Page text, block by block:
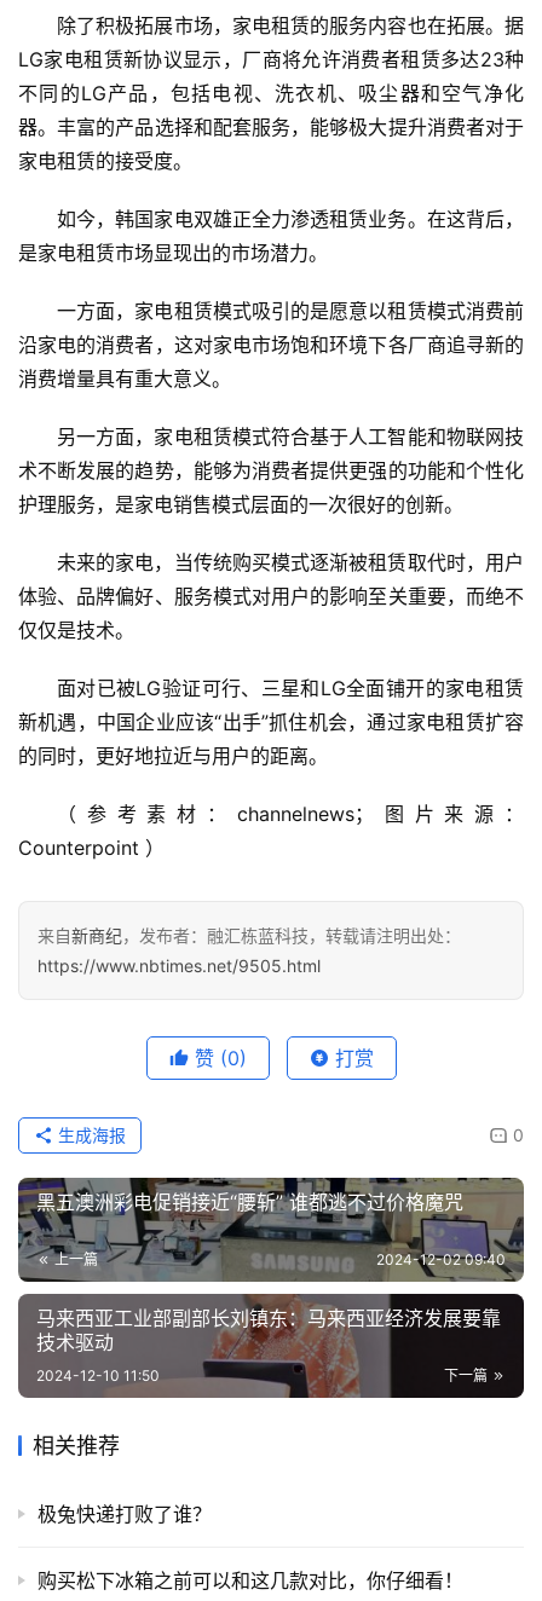
除了积极拓展市场，家电租赁的服务内容也在拓展。据
LG家电租赁新协议显示，厂商将允许消费者租赁多达23种
不同的LG产品，包括电视、洗衣机、吸尘器和空气净化
器。丰富的产品选择和配套服务，能够极大提升消费者对于
家电租赁的接受度。
如今，韩国家电双雄正全力渗透租赁业务。在这背后，
是家电租赁市场显现出的市场潜力。
一方面，家电租赁模式吸引的是愿意以租赁模式消费前
沿家电的消费者，这对家电市场饱和环境下各厂商追寻新的
消费增量具有重大意义。
另一方面，家电租赁模式符合基于人工智能和物联网技
术不断发展的趋势，能够为消费者提供更强的功能和个性化
护理服务，是家电销售模式层面的一次很好的创新。
未来的家电，当传统购买模式逐渐被租赁取代时，用户
体验、品牌偏好、服务模式对用户的影响至关重要，而绝不
仅仅是技术。
面对已被LG验证可行、三星和LG全面铺开的家电租赁
新机遇，中国企业应该“出手”抓住机会，通过家电租赁扩容
的同时，更好地拉近与用户的距离。
（参考素材：channelnews；图片来源：
Counterpoint ）
来自新商纪，发布者：融汇栋蓝科技，转载请注明出处：
https://www.nbtimes.net/9505.html
赞 (0) 打赏
0
生成海报
黑五澳洲彩电促销接近“腰斩” 谁都逃不过价格魔咒
上一篇 2024-12-02 09:40
马来西亚工业部副部长刘镇东：马来西亚经济发展要靠
技术驱动
下一篇
2024-12-10 11:50
相关推荐
极兔快递打败了谁？
购买松下冰箱之前可以和这几款对比，你仔细看！